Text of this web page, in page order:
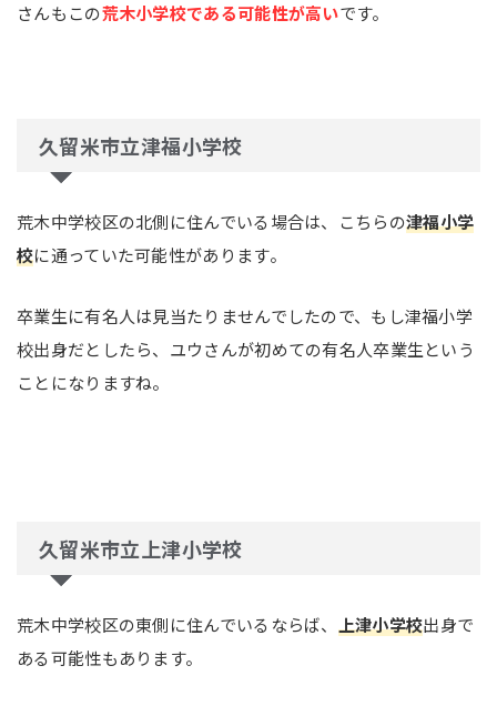
さんもこの荒木小学校である可能性が高いです。
久留米市立津福小学校
荒木中学校区の北側に住んでいる場合は、こちらの津福小学
校に通っていた可能性があります。
卒業生に有名人は見当たりませんでしたので、もし津福小学
校出身だとしたら、ユウさんが初めての有名人卒業生という
ことになりますね。
久留米市立上津小学校
荒木中学校区の東側に住んでいるならば、 上津小学校出身で
ある可能性もあります。